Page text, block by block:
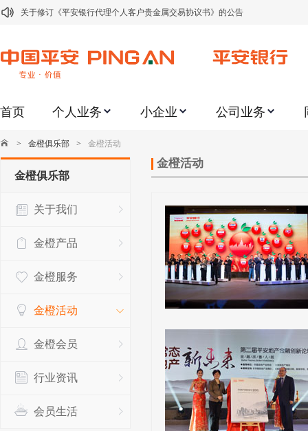
关于修订《平安银行代理个人客户贵金属交易协议书》的公告
关于我行聚金宝交易软件升级更新的通知
关于2020年端午节期间上金所代理业务调整合约保证金比例和涨跌幅度限制的
关于加强代理贵金属业务风险防范的提示
关于调整存量首套住房贷款利率的公告
关于修订《平安银行平安金积存业务协议书（个人）》的公告
首页 个人业务 小企业 公司业务
> 金橙俱乐部 > 金橙活动
金橙俱乐部
关于我们
金橙产品
金橙服务
金橙活动
金橙会员
行业资讯
会员生活
金橙活动